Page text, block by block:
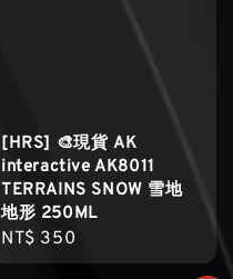
[HRS] 🎨現貨 AK
interactive AK8011
TERRAINS SNOW 雪地
地形 250ML
Regular
price
NT$ 350